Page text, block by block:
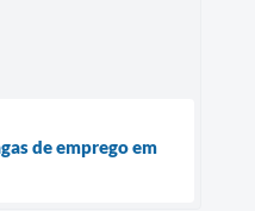
de emprego em